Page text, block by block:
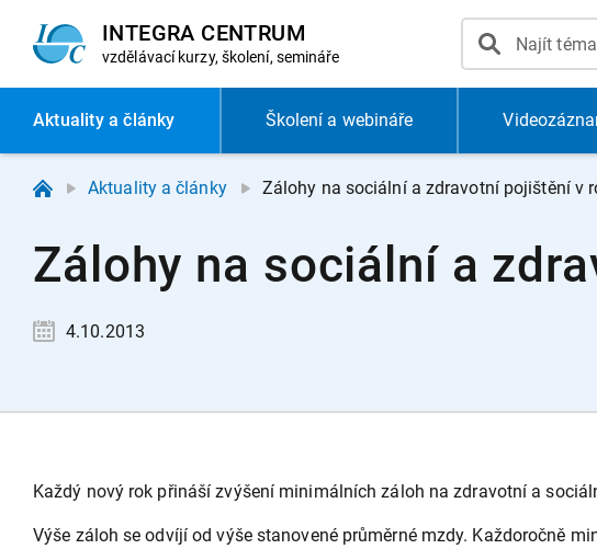
INTEGRA CENTRUM
vzdělávací kurzy, školení, semináře
Aktualitya články Školení a webináře
Aktuality a články Zálohy na sociální a zdravotní pojištění v
Zálohy na sociální a
4.10.2013
Každý nový rok přináší zvýšení minimálních záloh na zdravotní a
Výše záloh se odvíjí od výše stanovené průměrné mzdy. Každoročně